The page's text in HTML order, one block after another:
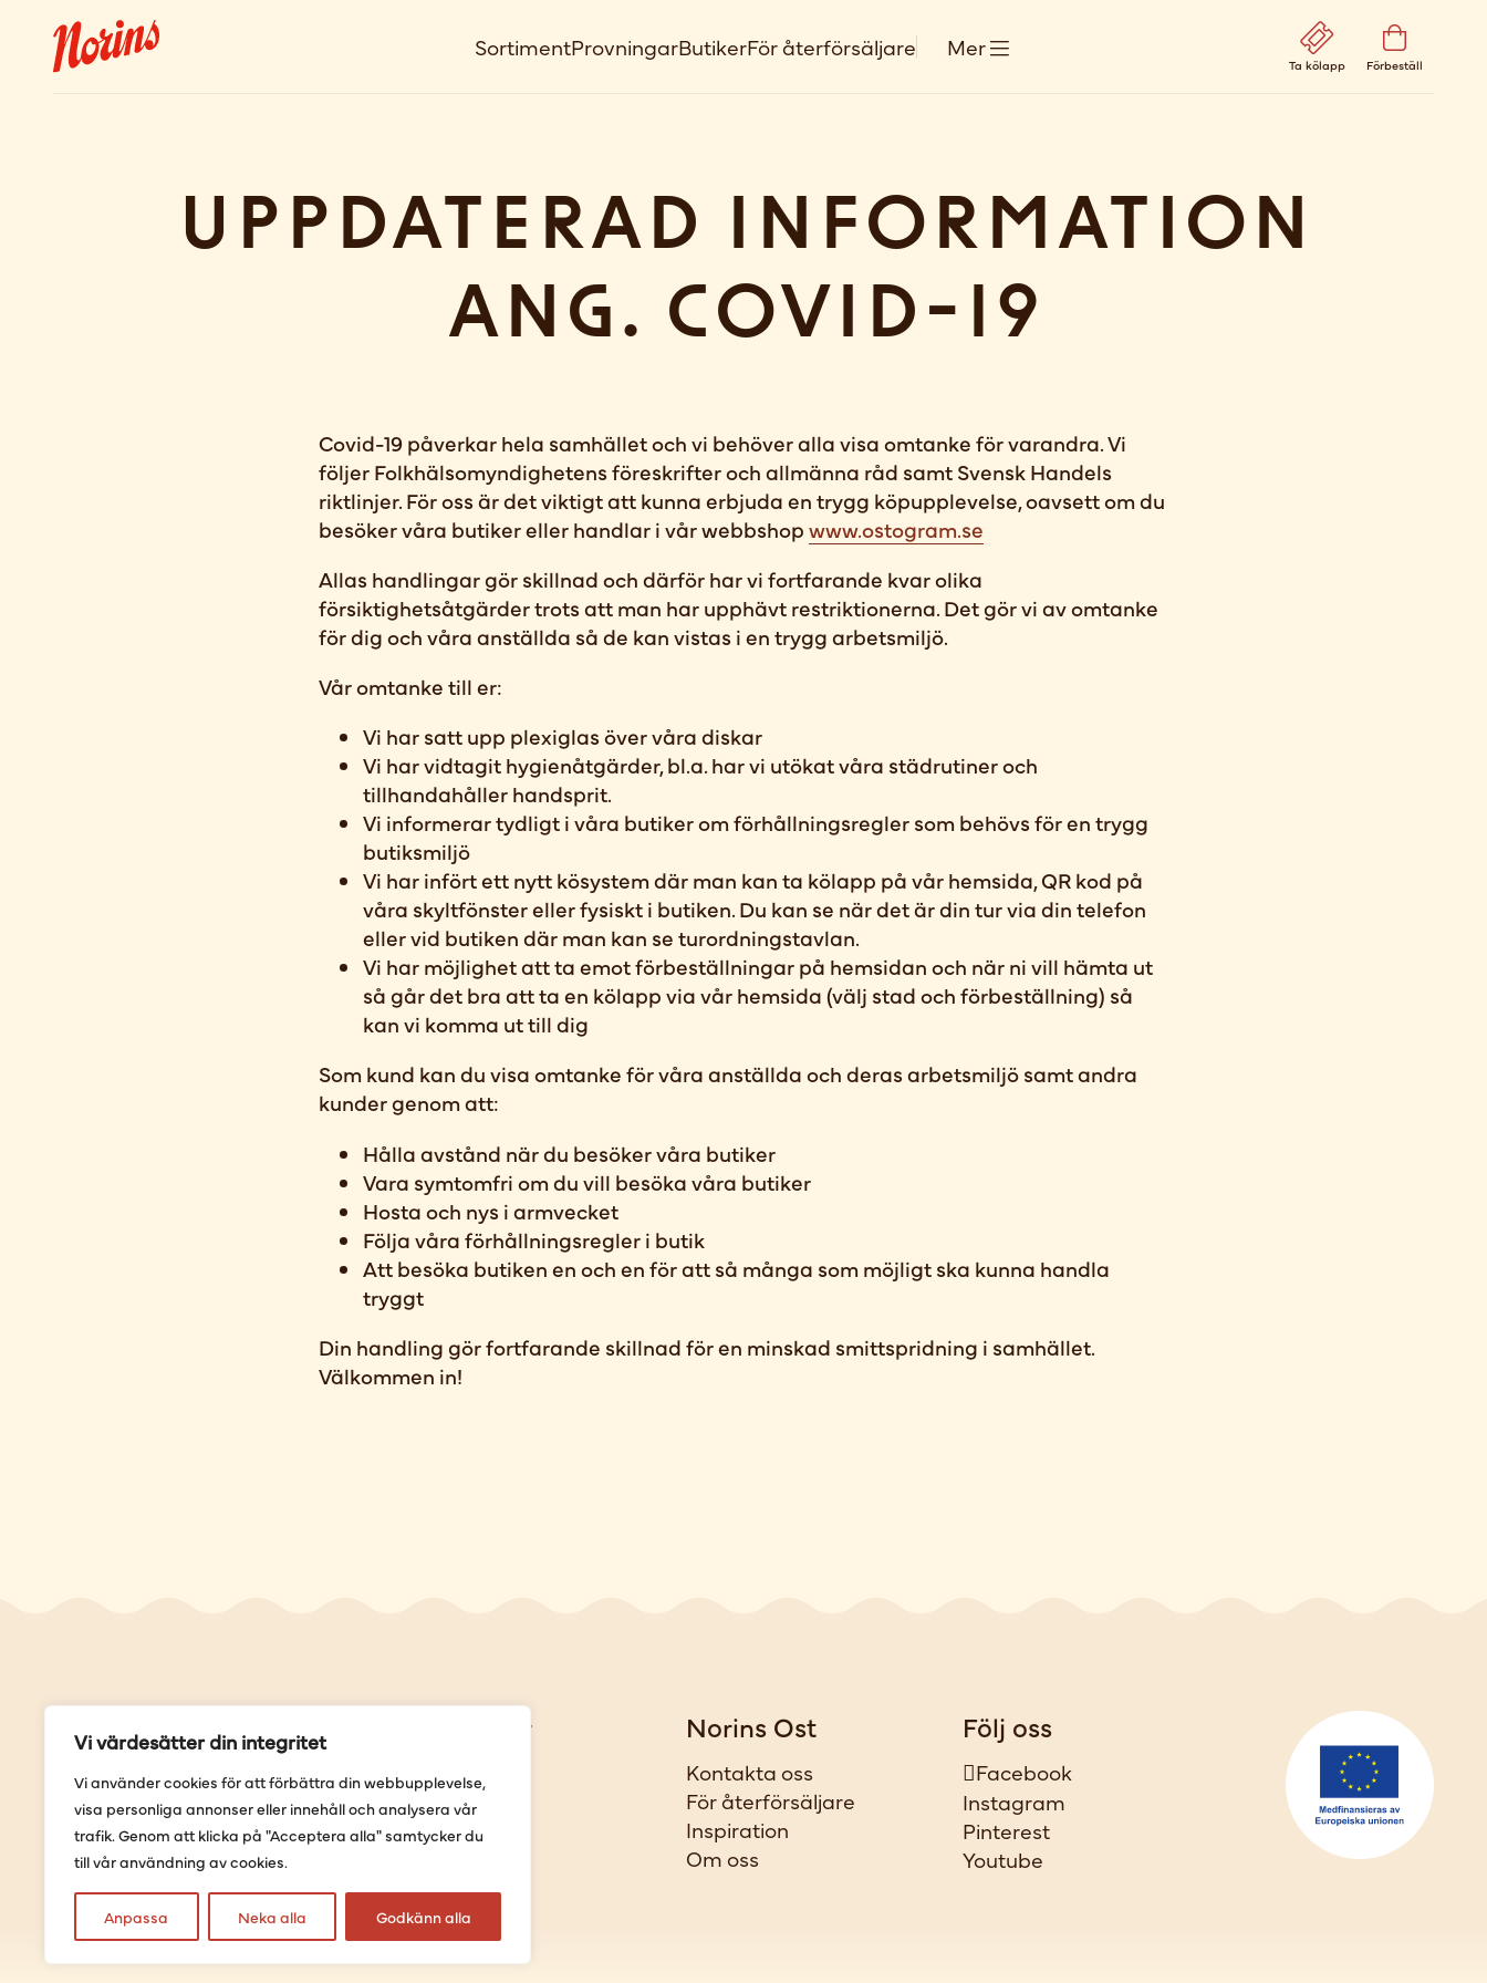
Vi värdesätter din integritet
Vi använder cookies för att förbättra din webbupplevelse,
visa personliga annonser eller innehåll och analysera vår
trafik. Genom att klicka på "Acceptera alla" samtycker du
till vår användning av cookies.
Anpassa Neka alla Godkänn alla
SortimentProvningarButikerFör återförsäljare Mer
Ta kölapp Förbeställ
Uppdaterad Information
ang. Covid-19
Covid-19 påverkar hela samhället och vi behöver alla visa omtanke för varandra. Vi
följer Folkhälsomyndighetens föreskrifter och allmänna råd samt Svensk Handels
riktlinjer. För oss är det viktigt att kunna erbjuda en trygg köpupplevelse, oavsett om du
besöker våra butiker eller handlar i vår webbshopwww.ostogram.se
Allas handlingar gör skillnad och därför har vi fortfarande kvar olika
försiktighetsåtgärder trots att man har upphävt restriktionerna. Det gör vi av omtanke
för dig och våra anställda så de kan vistas i en trygg arbetsmiljö.
Vår omtanke till er:
Vi har satt upp plexiglas över våra diskar
Vi har vidtagit hygienåtgärder, bl.a. har vi utökat våra städrutiner och
tillhandahåller handsprit.
Vi informerar tydligt i våra butiker om förhållningsregler som behövs för en trygg
butiksmiljö
Vi har infört ett nytt kösystem där man kan ta kölapp på vår hemsida, QR kod på
våra skyltfönster eller fysiskt i butiken. Du kan se när det är din tur via din telefon
eller vid butiken där man kan se turordningstavlan.
Vi har möjlighet att ta emot förbeställningar på hemsidan och när ni vill hämta ut
så går det bra att ta en kölapp via vår hemsida (välj stad och förbeställning) så
kan vi komma ut till dig
Som kund kan du visa omtanke för våra anställda och deras arbetsmiljö samt andra
kunder genom att:
Hålla avstånd när du besöker våra butiker
Vara symtomfri om du vill besöka våra butiker
Hosta och nys i armvecket
Följa våra förhållningsregler i butik
Att besöka butiken en och en för att så många som möjligt ska kunna handla
tryggt
Din handling gör fortfarande skillnad för en minskad smittspridning i samhället.
Välkommen in!
Genvägar
Våra butiker
Sortiment
Provningar
Norins Ost
Kontakta oss
För återförsäljare
Inspiration
Om oss
Följ oss
Facebook
Instagram
Pinterest
Youtube